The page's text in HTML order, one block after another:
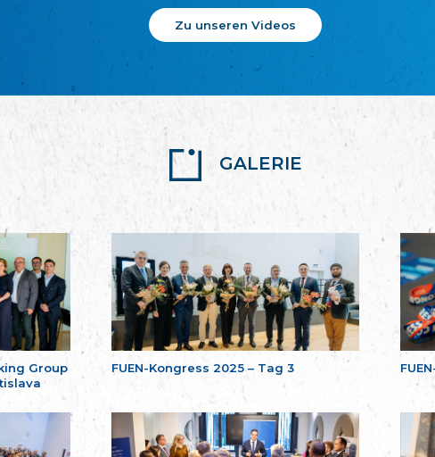
Zu unseren Videos
GALERIE
Group
FUEN-Kongress 2025 – Tag 3